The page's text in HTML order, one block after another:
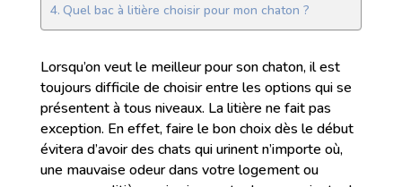
Quel bac à litière choisir pour mon chaton ?
Lorsqu’on veut le meilleur pour son chaton, il est
toujours difficile de choisir entre les options qui se
présentent à tous niveaux. La litière ne fait pas
exception. En effet, faire le bon choix dès le début
évitera d’avoir des chats qui urinent n’importe où,
une mauvaise odeur dans votre logement ou